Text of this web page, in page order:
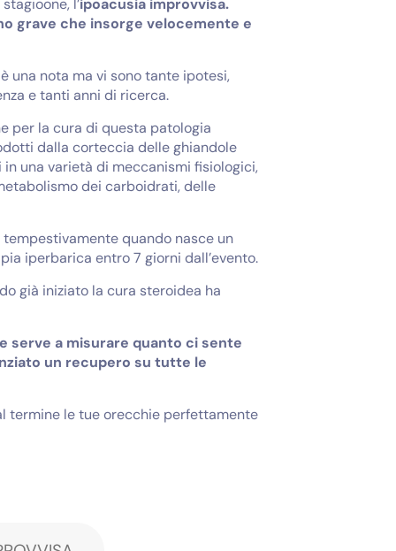
l’ipoacusia improvvisa.
grave che insorge velocemente e
una nota ma vi sono tante ipotesi,
e tanti anni di ricerca.
per la cura di questa patologia
dalla corteccia delle ghiandole
una varietà di meccanismi fisiologici,
dei carboidrati, delle
tempestivamente quando nasce un
iperbarica entro 7 giorni dall’evento.
già iniziato la cura steroidea ha
serve a misurare quanto ci sente
un recupero su tutte le
termine le tue orecchie perfettamente